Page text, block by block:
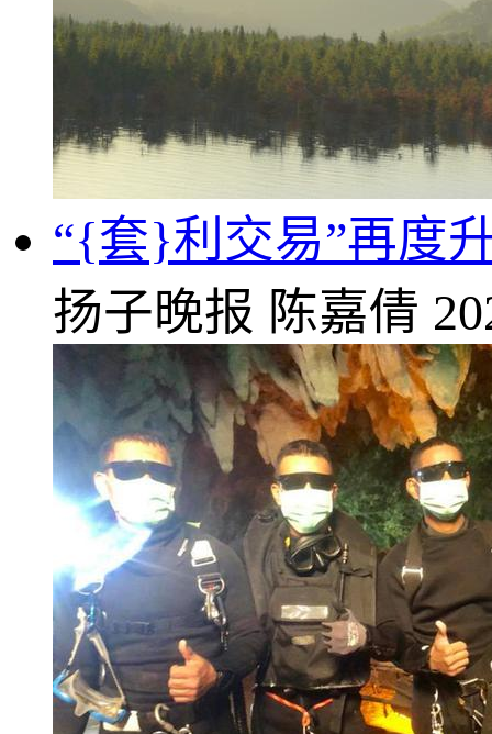
“{套}利交易”再度
扬子晚报 陈嘉倩